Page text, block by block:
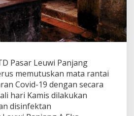
Pasar Leuwi Panjang
memutuskan mata rantai
Covid-19 dengan secara
hari Kamis dilakukan
disinfektan